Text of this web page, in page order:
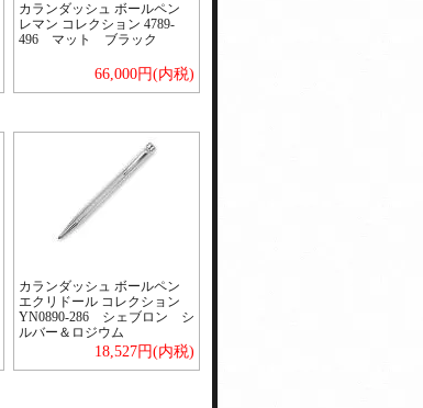
カランダッシュ ボールペン
レマン コレクション 4789-
496 マット ブラック
66,000円(内税)
カランダッシュ ボールペン
エクリドール コレクション
YN0890-286 シェブロン シ
ルバー＆ロジウム
18,527円(内税)